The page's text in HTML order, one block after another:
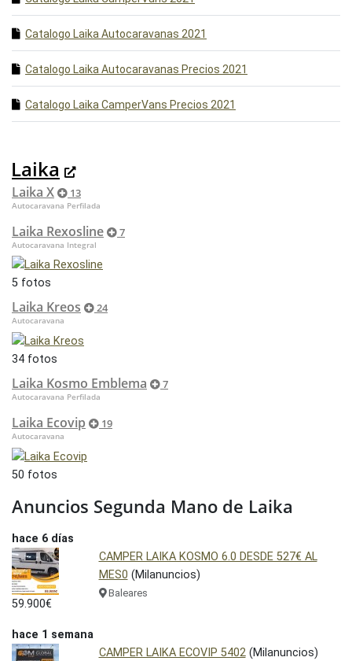
Catalogo Laika Autocaravanas 2021
Catalogo Laika Autocaravanas Precios 2021
Catalogo Laika CamperVans Precios 2021
Laika
Laika X 13
Autocaravana Perfilada
Laika Rexosline 7
Autocaravana Integral
5 fotos
Laika Kreos 24
Autocaravana
34 fotos
Laika Kosmo Emblema 7
Autocaravana Perfilada
Laika Ecovip 19
Autocaravana
50 fotos
Anuncios Segunda Mano de Laika
hace 6 días
59.900€
CAMPER LAIKA KOSMO 6.0 DESDE 527€ AL
MES0 (Milanuncios)
Baleares
hace 1 semana
CAMPER LAIKA ECOVIP 5402(Milanuncios)